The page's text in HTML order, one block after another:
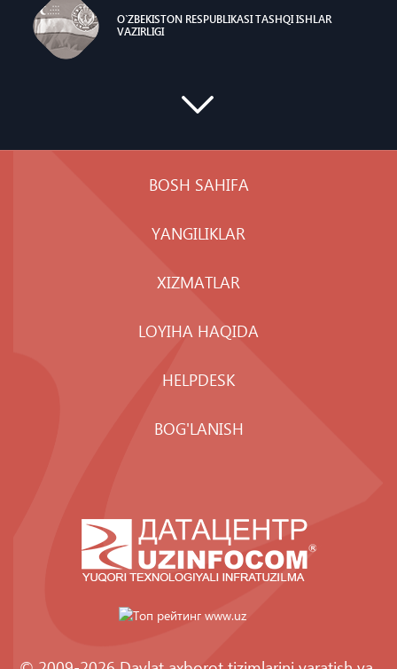
O`ZBEKISTON RESPUBLIKASI TASHQI ISHLAR
VAZIRLIGI
BOSH SAHIFA
YANGILIKLAR
XIZMATLAR
LOYIHA HAQIDA
HELPDESK
BOG'LANISH